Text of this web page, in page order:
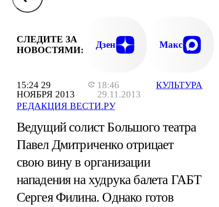
15:24 29
НОЯБРЯ 2013
18:46
29.11.2013
РЕДАКЦИЯ ВЕСТИ.РУ
КУЛЬТУРА
СЛЕДИТЕ ЗА
НОВОСТЯМИ:
Дзен Макс
Ведущий солист Большого театра
Павел Дмитриченко отрицает
свою вину в организации
нападения на худрука балета ГАБТ
Сергея Филина. Однако готов